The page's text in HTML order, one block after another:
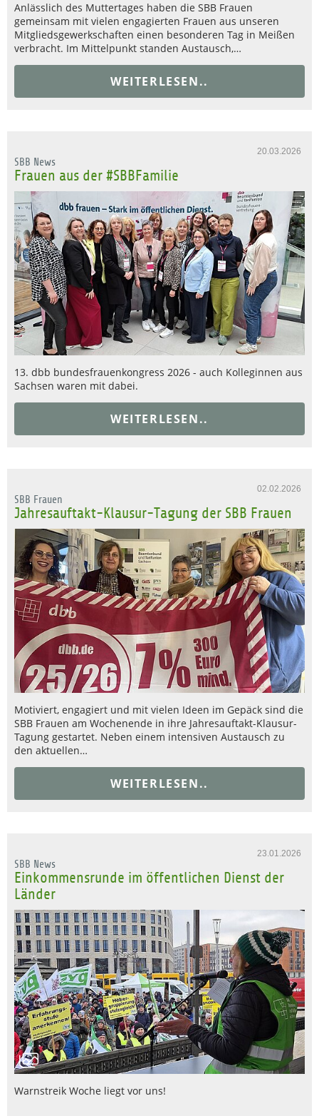
Anlässlich des Muttertages haben die SBB Frauen
gemeinsam mit vielen engagierten Frauen aus unseren
Mitgliedsgewerkschaften einen besonderen Tag in Meißen
verbracht. Im Mittelpunkt standen Austausch,…
WEITERLESEN..
20.03.2026
SBB News
Frauen aus der #SBBFamilie
13. dbb bundesfrauenkongress 2026 - auch Kolleginnen aus
Sachsen waren mit dabei.
WEITERLESEN..
02.02.2026
SBB Frauen
Jahresauftakt-Klausur-Tagung der SBB Frauen
Motiviert, engagiert und mit vielen Ideen im Gepäck sind die
SBB Frauen am Wochenende in ihre Jahresauftakt-Klausur-
Tagung gestartet. Neben einem intensiven Austausch zu
den aktuellen…
WEITERLESEN..
23.01.2026
SBB News
Einkommensrunde im öffentlichen Dienst der
Länder
Warnstreik Woche liegt vor uns!